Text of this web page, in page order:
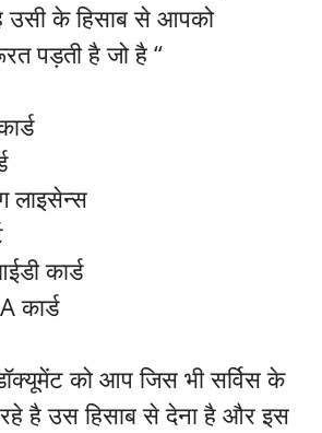
उसी के हिसाब से आपको
पड़ती है जो है “
लाइसेन्स
कार्ड
कार्ड
को आप जिस भी सर्विस के
है उस हिसाब से देना है और इस